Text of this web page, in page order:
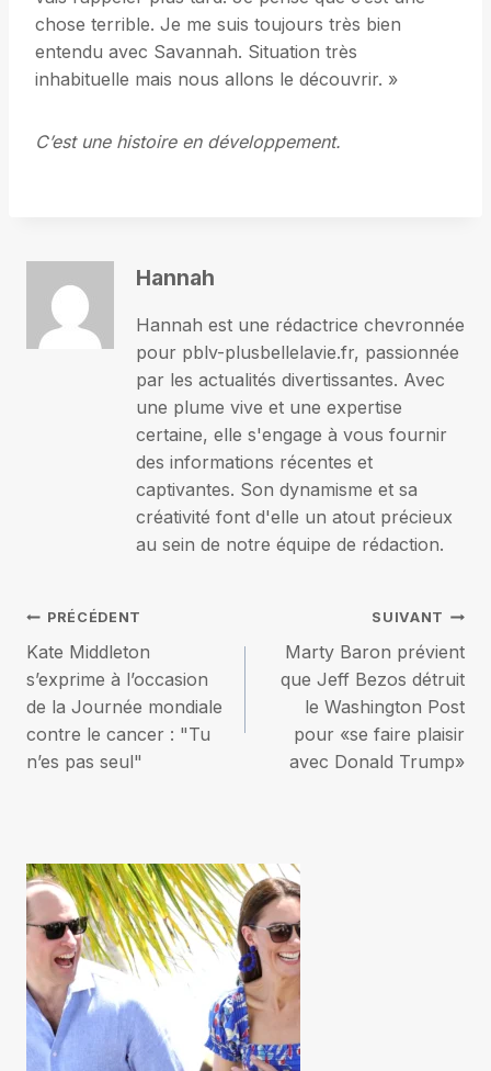
chose terrible. Je me suis toujours très bien
entendu avec Savannah. Situation très
inhabituelle mais nous allons le découvrir. »
C’est une histoire en développement.
Hannah
Hannah est une rédactrice chevronnée
pour pblv-plusbellelavie.fr, passionnée
par les actualités divertissantes. Avec
une plume vive et une expertise
certaine, elle s'engage à vous fournir
des informations récentes et
captivantes. Son dynamisme et sa
créativité font d'elle un atout précieux
au sein de notre équipe de rédaction.
Navigation
de
l’article
PRÉCÉDENT
Kate Middleton
s’exprime à l’occasion
de la Journée mondiale
contre le cancer : "Tu
n’es pas seul"
SUIVANT
Marty Baron prévient
que Jeff Bezos détruit
le Washington Post
pour «se faire plaisir
avec Donald Trump»